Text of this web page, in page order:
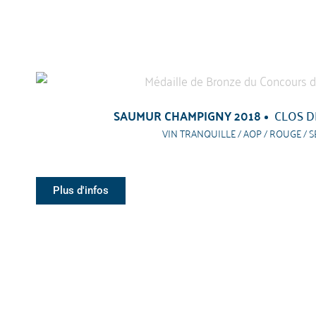
SAUMUR CHAMPIGNY 2018 CLOS
VIN TRANQUILLE / AOP / ROUGE /
Plus d'infos